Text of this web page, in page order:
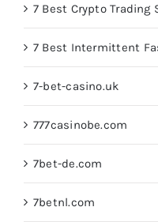
7 Best Crypto Trading
7 Best Intermittent
7-bet-casino.uk
777casinobe.com
7bet-de.com
7betnl.com